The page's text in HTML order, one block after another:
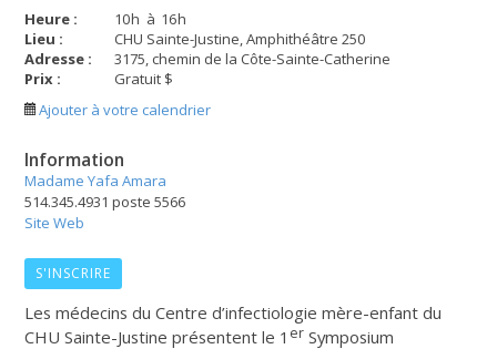
Heure : 10h à 16h
Lieu :
CHU Sainte-Justine, Amphithéâtre 250
Adresse :
3175, chemin de la Côte-Sainte-Catherine
Prix :
Gratuit $
Ajouter à votre calendrier
Information
Madame Yafa Amara
514.345.4931 poste 5566
Site Web
S'INSCRIRE
Les médecins du Centre d’infectiologie mère-enfant du
CHU Sainte-Justine présentent le 1 er Symposium